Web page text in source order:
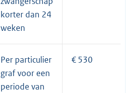
korter dan 24
weken
Per particulier
graf voor een
periode van
€ 530